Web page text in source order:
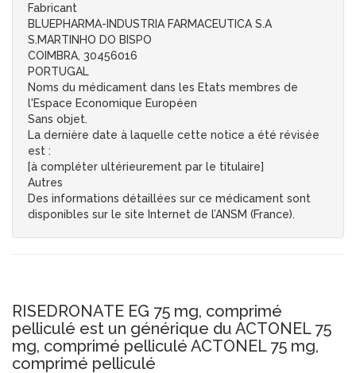
Fabricant
BLUEPHARMA-INDUSTRIA FARMACEUTICA S.A
S.MARTINHO DO BISPO
COIMBRA, 30456016
PORTUGAL
Noms du médicament dans les Etats membres de
l'Espace Economique Européen
Sans objet.
La dernière date à laquelle cette notice a été révisée
est :
[à compléter ultérieurement par le titulaire]
Autres
Des informations détaillées sur ce médicament sont
disponibles sur le site Internet de l’ANSM (France).
RISEDRONATE EG 75 mg, comprimé
pelliculé est un générique du ACTONEL 75
mg, comprimé pelliculé ACTONEL 75 mg,
comprimé pelliculé